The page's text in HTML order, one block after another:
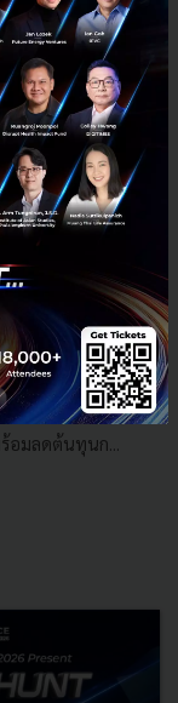
ส่องพิกัดแปลงปลูก
ที่อัจฉริยะ 'ArcGIS'
อาหารสัตว์ ยกระดับ
ร้อมลดต้นทุนก...